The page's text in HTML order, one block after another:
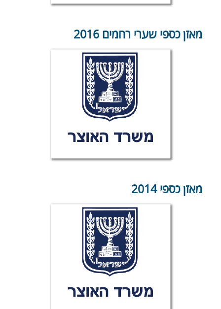
מאזן כספי שערי רחמים 2016
מאזן כספי 2014